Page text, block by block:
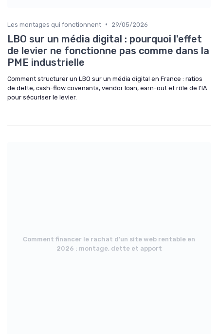
Les montages qui fonctionnent • 29/05/2026
LBO sur un média digital : pourquoi l'effet
de levier ne fonctionne pas comme dans la
PME industrielle
Comment structurer un LBO sur un média digital en France : ratios
de dette, cash-flow covenants, vendor loan, earn-out et rôle de l’IA
pour sécuriser le levier.
Comment financer le rachat d'un site web rentable en
2026 : montage, dette et apport